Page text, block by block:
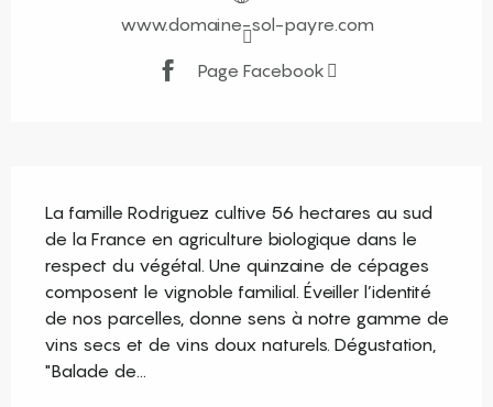
www.domaine-sol-payre.com
Page Facebook
La famille Rodriguez cultive 56 hectares au sud
de la France en agriculture biologique dans le
respect du végétal. Une quinzaine de cépages
composent le vignoble familial. Éveiller l’identité
de nos parcelles, donne sens à notre gamme de
vins secs et de vins doux naturels. Dégustation,
"Balade de...